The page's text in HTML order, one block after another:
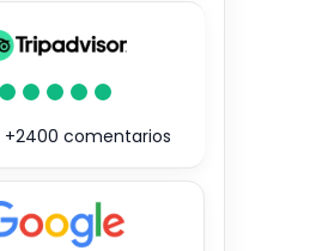
+2400 comentarios